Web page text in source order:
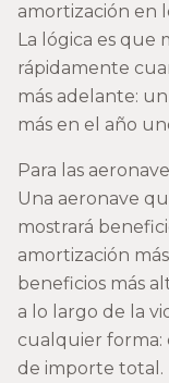
amortización en
La lógica es que
rápidamente
más adelante:
más en el año
Para las
Una aeronave
mostrará
amortización
beneficios más
a lo largo de la
cualquier forma:
de importe total.